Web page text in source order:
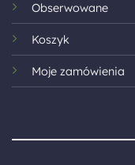
Obserwowane
Koszyk
Moje zamówienia